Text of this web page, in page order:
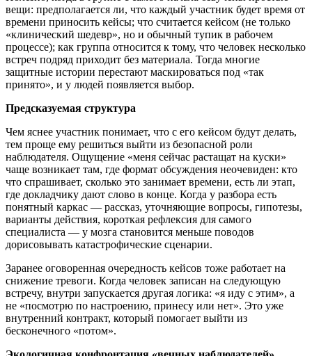
вещи: предполагается ли, что каждый участник будет время от
времени приносить кейсы; что считается кейсом (не только
«клинический шедевр», но и обычный тупик в рабочем
процессе); как группа относится к тому, что человек несколько
встреч подряд приходит без материала. Тогда многие
защитные истории перестают маскироваться под «так
принято», и у людей появляется выбор.
Предсказуемая структура
Чем яснее участник понимает, что с его кейсом будут делать,
тем проще ему решиться выйти из безопасной роли
наблюдателя. Ощущение «меня сейчас растащат на куски»
чаще возникает там, где формат обсуждения неочевиден: кто
что спрашивает, сколько это занимает времени, есть ли этап,
где докладчику дают слово в конце. Когда у разбора есть
понятный каркас — рассказ, уточняющие вопросы, гипотезы,
варианты действия, короткая рефлексия для самого
специалиста — у мозга становится меньше поводов
дорисовывать катастрофические сценарии.
Заранее оговоренная очередность кейсов тоже работает на
снижение тревоги. Когда человек записан на следующую
встречу, внутри запускается другая логика: «я иду с этим», а
не «посмотрю по настроению, принесу или нет». Это уже
внутренний контракт, который помогает выйти из
бесконечного «потом».